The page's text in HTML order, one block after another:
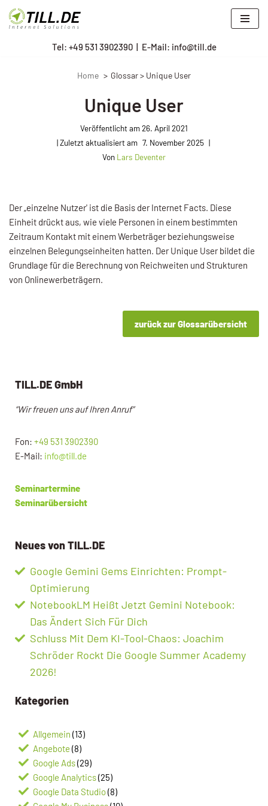
Zum
Tel: +49 531 3902390| E-Mail: info@till.de
Home Glossar > Unique User
Unique User
Veröffentlicht am26. April 2021
7. November 2025
Von Lars Deventer
Der „einzelne Nutzer' ist die Basis der Internet Facts. Diese
Einheit drückt aus, wie viele Per­sonen in einem bestimmten
Zeitraum Kontakt mit einem Werbeträger beziehungsweise
einzelnen Belegungsein­heiten hatten. Der Unique User bildet die
Grundlage für die Berechnung von Reichweiten und Strukturen
von On­linewerbeträgern.
zurück zur Glossarübersicht
TILL.DE GmbH
“Wir freuen uns auf Ihren Anruf”
Fon: +49 531 3902390
E-Mail: info@till.de
Seminartermine
Seminarübersicht
Neues von TILL.DE
Google Gemini Gems Einrichten: Prompt-
Optimierung
NotebookLM Heißt Jetzt Gemini Notebook:
Das Ändert Sich Für Dich
Schluss Mit Dem KI-Tool-Chaos: Joachim
Schröder Rockt Die Google Summer Academy
2026!
Kategorien
Allgemein (13)
Angebote (8)
Google Ads(29)
Google Analytics(25)
Google Data Studio(8)